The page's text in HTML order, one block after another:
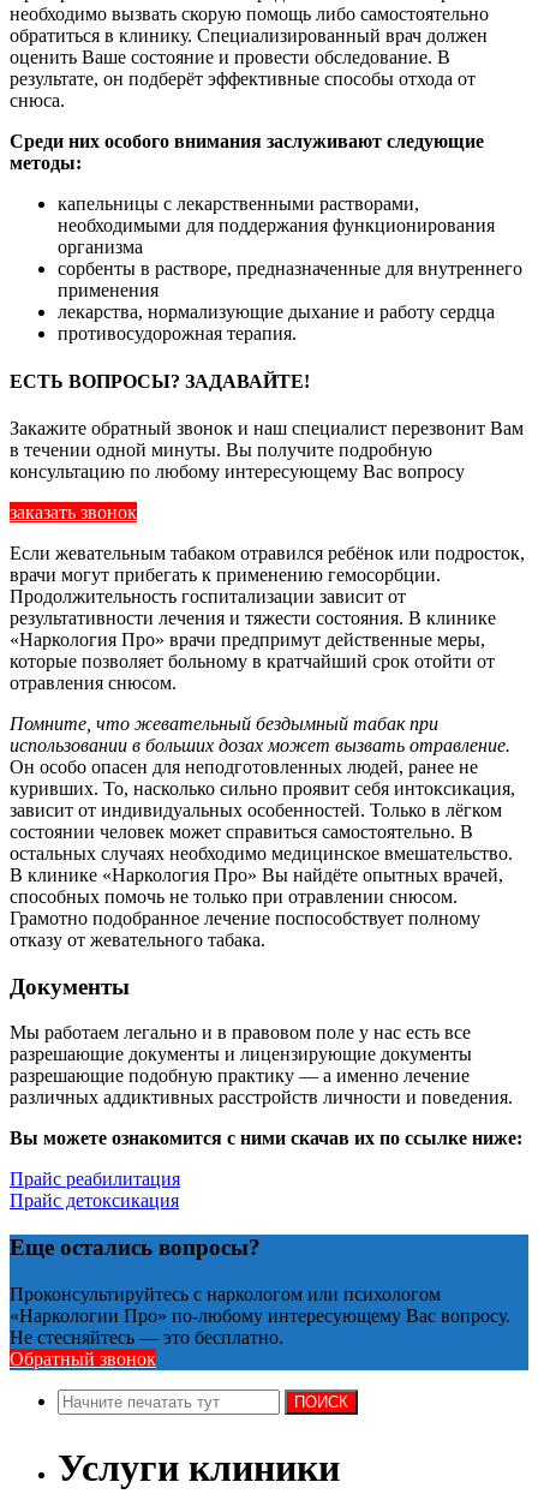
необходимо вызвать скорую помощь либо самостоятельно
обратиться в клинику. Специализированный врач должен
оценить Ваше состояние и провести обследование. В
результате, он подберёт эффективные способы отхода от
снюса.
Среди них особого внимания заслуживают следующие
методы:
капельницы с лекарственными растворами,
необходимыми для поддержания функционирования
организма
сорбенты в растворе, предназначенные для внутреннего
применения
лекарства, нормализующие дыхание и работу сердца
противосудорожная терапия.
ЕСТЬ ВОПРОСЫ? ЗАДАВАЙТЕ!
Закажите обратный звонок и наш специалист перезвонит Вам
в течении одной минуты. Вы получите подробную
консультацию по любому интересующему Вас вопросу
заказать звонок
Если жевательным табаком отравился ребёнок или подросток,
врачи могут прибегать к применению гемосорбции.
Продолжительность госпитализации зависит от
результативности лечения и тяжести состояния. В клинике
«Наркология Про» врачи предпримут действенные меры,
которые позволяет больному в кратчайший срок отойти от
отравления снюсом.
Помните, что жевательный бездымный табак при
использовании в больших дозах может вызвать отравление.
Он особо опасен для неподготовленных людей, ранее не
куривших. То, насколько сильно проявит себя интоксикация,
зависит от индивидуальных особенностей. Только в лёгком
состоянии человек может справиться самостоятельно. В
остальных случаях необходимо медицинское вмешательство.
В клинике «Наркология Про» Вы найдёте опытных врачей,
способных помочь не только при отравлении снюсом.
Грамотно подобранное лечение поспособствует полному
отказу от жевательного табака.
Документы
Мы работаем легально и в правовом поле у нас есть все
разрешающие документы и лицензирующие документы
разрешающие подобную практику — а именно лечение
различных аддиктивных расстройств личности и поведения.
Вы можете ознакомится с ними скачав их по ссылке ниже:
Прайс реабилитация
Прайс детоксикация
Еще остались вопросы?
Проконсультируйтесь с наркологом или психологом
«Наркологии Про» по-любому интересующему Вас вопросу.
Не стесняйтесь — это бесплатно.
Обратный звонок
Услуги клиники